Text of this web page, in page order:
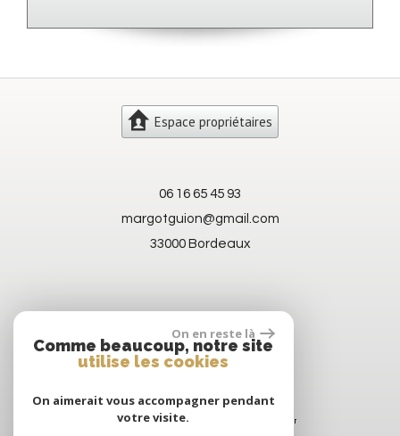
Espace propriétaires
06 16 65 45 93
margotguion@gmail.com
33000 Bordeaux
On en reste là
Comme beaucoup, notre site
utilise les cookies
On aimerait vous accompagner pendant
votre visite.